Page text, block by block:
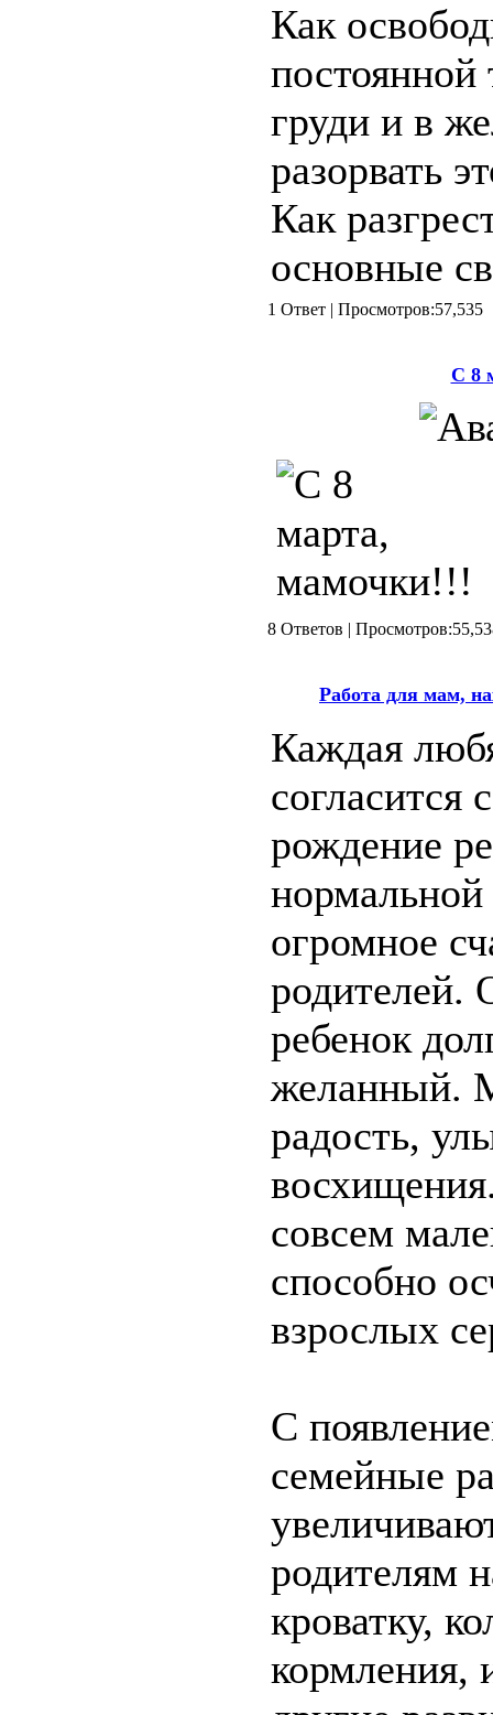
Как
груди и в
разорвать
Как
основные
1 Ответ |
С 8
8 Ответов |
Работа для мам,
Каждая
согласится
рождение
нормальной
огромное
родителей.
ребенок
желанный.
радость,
совсем
способно
взрослых
С
семейные
родителям
кроватку,
кормления,